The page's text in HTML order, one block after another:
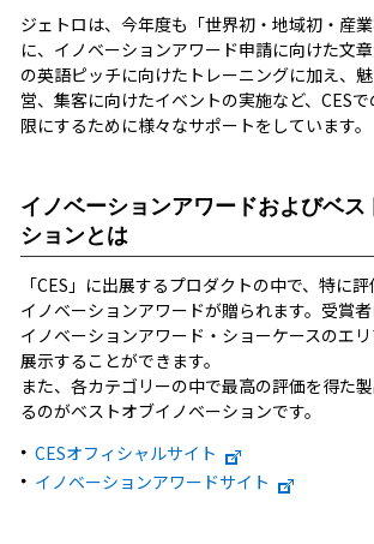
ジェトロは、今年度も「世界初・地域初・産
に、イノベーションアワード申請に向けた文
の英語ピッチに向けたトレーニングに加え、
営、集客に向けたイベントの実施など、CES
限にするために様々なサポートをしています。
イノベーションアワードおよびベス
ションとは
「CES」に出展するプロダクトの中で、特に
イノベーションアワードが贈られます。受賞
イノベーションアワード・ショーケースのエ
展示することができます。
また、各カテゴリーの中で最高の評価を得た
るのがベストオブイノベーションです。
CESオフィシャルサイト
イノベーションアワードサイト